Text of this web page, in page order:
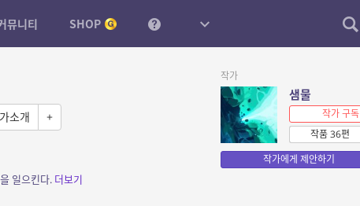
뮤니티 SHOP
소개 +
일으킨다. 더보기
작가
샘물
작가 구독
작품 36편
작가에게 제안하기